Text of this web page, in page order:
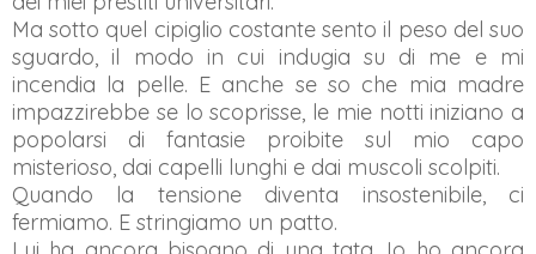
Ma sotto quel cipiglio costante sento il peso del suo
sguardo, il modo in cui indugia su di me e mi
incendia la pelle. E anche se so che mia madre
impazzirebbe se lo scoprisse, le mie notti iniziano a
popolarsi di fantasie proibite sul mio capo
misterioso, dai capelli lunghi e dai muscoli scolpiti.
Quando la tensione diventa insostenibile, ci
fermiamo. E stringiamo un patto.